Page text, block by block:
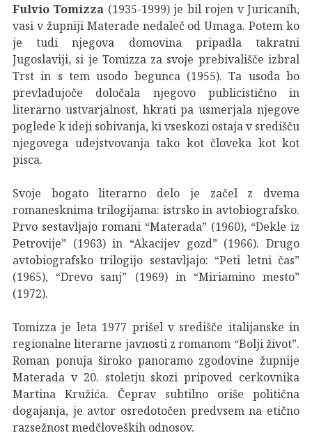
Fulvio Tomizza (1935-1999) je bil rojen v Juricanih,
vasi v župniji Materade nedaleč od Umaga. Potem ko
je tudi njegova domovina pripadla takratni
Jugoslaviji, si je Tomizza za svoje prebivališče izbral
Trst in s tem usodo begunca (1955). Ta usoda bo
prevladujoče določala njegovo publicistično in
literarno ustvarjalnost, hkrati pa usmerjala njegove
poglede k ideji sobivanja, ki vseskozi ostaja v središču
njegovega udejstvovanja tako kot človeka kot kot
pisca.
Svoje bogato literarno delo je začel z dvema
romanesknima trilogijama: istrsko in avtobiografsko.
Prvo sestavljajo romani “Materada” (1960), “Dekle iz
Petrovije” (1963) in “Akacijev gozd” (1966). Drugo
avtobiografsko trilogijo sestavljajo: “Peti letni čas”
(1965), “Drevo sanj” (1969) in “Miriamino mesto”
(1972).
Tomizza je leta 1977 prišel v središče italijanske in
regionalne literarne javnosti z romanom “Bolji život”.
Roman ponuja široko panoramo zgodovine župnije
Materada v 20. stoletju skozi pripoved cerkovnika
Martina Kružića. Čeprav subtilno oriše politična
dogajanja, je avtor osredotočen predvsem na etično
razsežnost medčloveških odnosov.